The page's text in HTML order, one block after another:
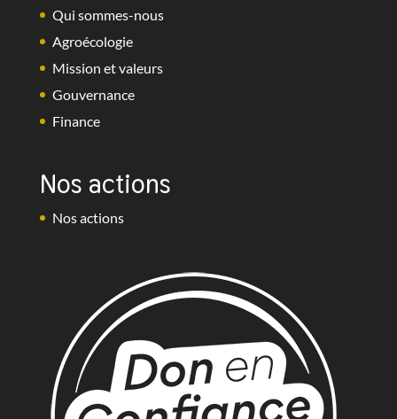
Qui sommes-nous
Agroécologie
Mission et valeurs
Gouvernance
Finance
Nos actions
Nos actions